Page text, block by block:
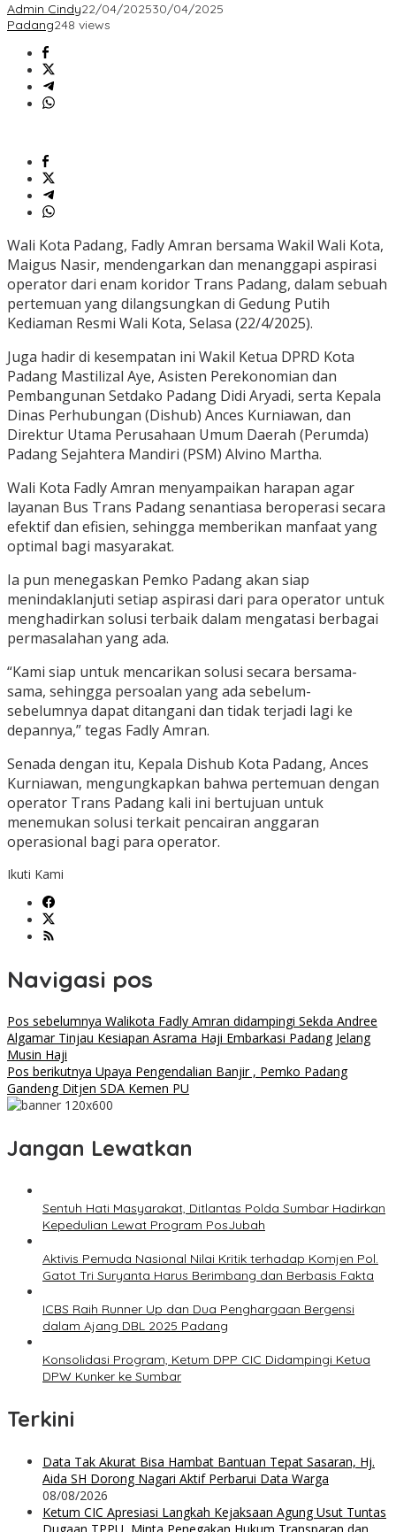
Admin Cindy22/04/202530/04/2025
Padang248 views
Wali Kota Padang, Fadly Amran bersama Wakil Wali Kota,
Maigus Nasir, mendengarkan dan menanggapi aspirasi
operator dari enam koridor Trans Padang, dalam sebuah
pertemuan yang dilangsungkan di Gedung Putih
Kediaman Resmi Wali Kota, Selasa (22/4/2025).
Juga hadir di kesempatan ini Wakil Ketua DPRD Kota
Padang Mastilizal Aye, Asisten Perekonomian dan
Pembangunan Setdako Padang Didi Aryadi, serta Kepala
Dinas Perhubungan (Dishub) Ances Kurniawan, dan
Direktur Utama Perusahaan Umum Daerah (Perumda)
Padang Sejahtera Mandiri (PSM) Alvino Martha.
Wali Kota Fadly Amran menyampaikan harapan agar
layanan Bus Trans Padang senantiasa beroperasi secara
efektif dan efisien, sehingga memberikan manfaat yang
optimal bagi masyarakat.
Ia pun menegaskan Pemko Padang akan siap
menindaklanjuti setiap aspirasi dari para operator untuk
menghadirkan solusi terbaik dalam mengatasi berbagai
permasalahan yang ada.
“Kami siap untuk mencarikan solusi secara bersama-
sama, sehingga persoalan yang ada sebelum-
sebelumnya dapat ditangani dan tidak terjadi lagi ke
depannya,” tegas Fadly Amran.
Senada dengan itu, Kepala Dishub Kota Padang, Ances
Kurniawan, mengungkapkan bahwa pertemuan dengan
operator Trans Padang kali ini bertujuan untuk
menemukan solusi terkait pencairan anggaran
operasional bagi para operator.
Ikuti Kami
Navigasi pos
Pos sebelumnya Walikota Fadly Amran didampingi Sekda Andree
Algamar Tinjau Kesiapan Asrama Haji Embarkasi Padang Jelang
Musin Haji
Pos berikutnya Upaya Pengendalian Banjir , Pemko Padang
Gandeng Ditjen SDA Kemen PU
Jangan Lewatkan
Sentuh Hati Masyarakat, Ditlantas Polda Sumbar Hadirkan
Kepedulian Lewat Program PosJubah
Aktivis Pemuda Nasional Nilai Kritik terhadap Komjen Pol.
Gatot Tri Suryanta Harus Berimbang dan Berbasis Fakta
ICBS Raih Runner Up dan Dua Penghargaan Bergensi
dalam Ajang DBL 2025 Padang
Konsolidasi Program, Ketum DPP CIC Didampingi Ketua
DPW Kunker ke Sumbar
Terkini
Data Tak Akurat Bisa Hambat Bantuan Tepat Sasaran, Hj.
Aida SH Dorong Nagari Aktif Perbarui Data Warga
08/08/2026
Ketum CIC Apresiasi Langkah Kejaksaan Agung Usut Tuntas